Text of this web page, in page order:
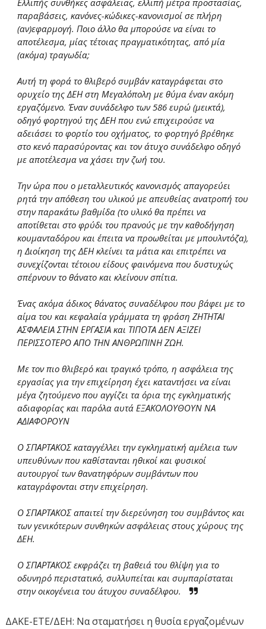
Ελλιπής συνθήκες ασφάλειας, ελλιπή μέτρα προστασίας,
παραβάσεις, κανόνες-κώδικες-κανονισμοί σε πλήρη
(αν)εφαρμογή. Ποιο άλλο θα μπορούσε να είναι το
αποτέλεσμα, μίας τέτοιας πραγματικότητας, από μία
(ακόμα) τραγωδία;
Αυτή τη φορά το θλιβερό συμβάν καταγράφεται στο
ορυχείο της ΔΕΗ στη Μεγαλόπολη με θύμα έναν ακόμη
εργαζόμενο. Έναν συνάδελφο των 586 ευρώ (μεικτά),
οδηγό φορτηγού της ΔΕΗ που ενώ επιχειρούσε να
αδειάσει το φορτίο του οχήματος, το φορτηγό βρέθηκε
στο κενό παρασύροντας και τον άτυχο συνάδελφο οδηγό
με αποτέλεσμα να χάσει την ζωή του.
Την ώρα που ο μεταλλευτικός κανονισμός απαγορεύει
ρητά την απόθεση του υλικού με απευθείας ανατροπή του
στην παρακάτω βαθμίδα (το υλικό θα πρέπει να
αποτίθεται στο φρύδι του πρανούς με την καθοδήγηση
κουμανταδόρου και έπειτα να προωθείται με μπουλντόζα),
η Διοίκηση της ΔΕΗ κλείνει τα μάτια και επιτρέπει να
συνεχίζονται τέτοιου είδους φαινόμενα που δυστυχώς
σπέρνουν το θάνατο και κλείνουν σπίτια.
Ένας ακόμα άδικος θάνατος συναδέλφου που βάφει με το
αίμα του και κεφαλαία γράμματα τη φράση ΖΗΤΗΤΑΙ
ΑΣΦΑΛΕΙΑ ΣΤΗΝ ΕΡΓΑΣΙΑ και ΤΙΠΟΤΑ ΔΕΝ ΑΞΙΖΕΙ
ΠΕΡΙΣΣΟΤΕΡΟ ΑΠΟ ΤΗΝ ΑΝΘΡΩΠΙΝΗ ΖΩΗ.
Με τον πιο θλιβερό και τραγικό τρόπο, η ασφάλεια της
εργασίας για την επιχείρηση έχει καταντήσει να είναι
μέγα ζητούμενο που αγγίζει τα όρια της εγκληματικής
αδιαφορίας και παρόλα αυτά ΕΞΑΚΟΛΟΥΘΟΥΝ ΝΑ
ΑΔΙΑΦΟΡΟΥΝ
Ο ΣΠΑΡΤΑΚΟΣ καταγγέλλει την εγκληματική αμέλεια των
υπευθύνων που καθίστανται ηθικοί και φυσικοί
αυτουργοί των θανατηφόρων συμβάντων που
καταγράφονται στην επιχείρηση.
Ο ΣΠΑΡΤΑΚΟΣ απαιτεί την διερεύνηση του συμβάντος και
των γενικότερων συνθηκών ασφάλειας στους χώρους της
ΔΕΗ.
Ο ΣΠΑΡΤΑΚΟΣ εκφράζει τη βαθειά του θλίψη για το
οδυνηρό περιστατικό, συλλυπείται και συμπαρίσταται
στην οικογένεια του άτυχου συναδέλφου.
ΔΑΚΕ-ΕΤΕ/ΔΕΗ: Να σταματήσει η θυσία εργαζομένων